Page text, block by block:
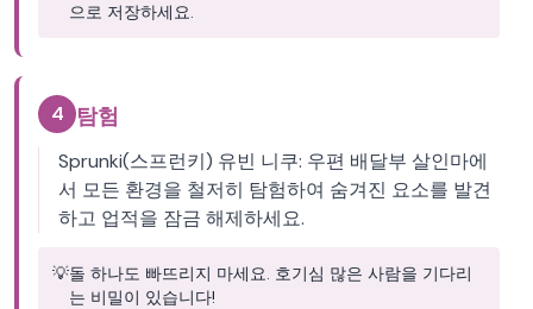
으로 저장하세요.
4 탐험
Sprunki(스프런키) 유빈 니쿠: 우편 배달부 살인마에
서 모든 환경을 철저히 탐험하여 숨겨진 요소를 발견
하고 업적을 잠금 해제하세요.
💡돌 하나도 빠뜨리지 마세요. 호기심 많은 사람을 기다리
는 비밀이 있습니다!